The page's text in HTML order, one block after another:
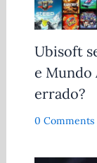
Ubisoft
e Mundo
errado?
0 Comments